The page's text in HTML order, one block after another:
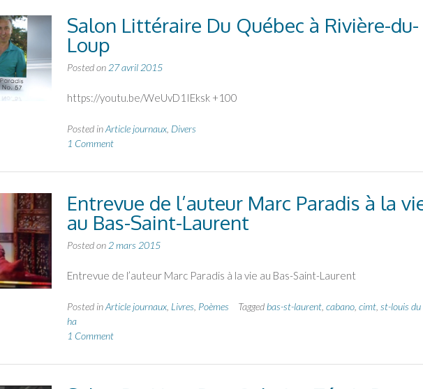
Salon Littéraire Du Québec à Rivière-du-
Loup
Posted on 27 avril 2015
https://youtu.be/WeUvD1IEksk +100
Posted inArticle journaux, Divers
1 Comment
Entrevue de l’auteur Marc Paradis à la
au Bas-Saint-Laurent
Posted on 2 mars 2015
Entrevue de l’auteur Marc Paradis à la vie au Bas-Saint-Laurent
Posted inArticle journaux, Livres Poèmes Tagged bas-st-laurent, cabano, cimt, st-louis du
ha
1 Comment